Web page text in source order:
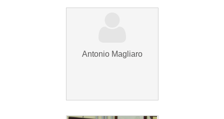
Antonio Magliaro